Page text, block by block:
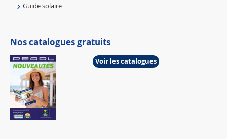
Guide solaire
Nos catalogues gratuits
Voir les catalogues